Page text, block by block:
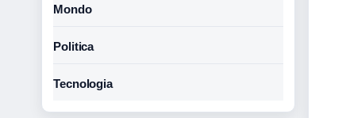
Mondo
Politica
Tecnologia